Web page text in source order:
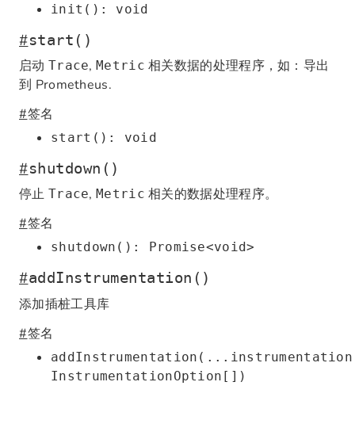
init(): void
#start()
启动 Trace,Metric 相关数据的处理程序，如：导出
到 Prometheus.
#签名
start(): void
#shutdown()
停止 Trace,Metric 相关的数据处理程序。
#签名
shutdown(): Promise<void>
#addInstrumentation()
添加插桩工具库
#签名
InstrumentationOption[])